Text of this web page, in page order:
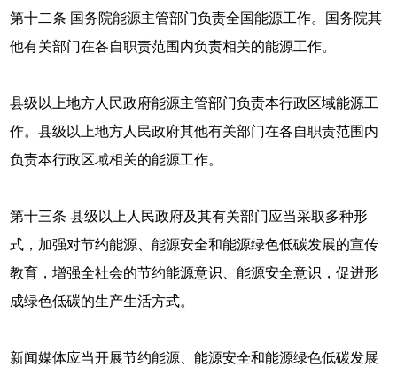
第十二条 国务院能源主管部门负责全国能源工作。国务院其
他有关部门在各自职责范围内负责相关的能源工作。
县级以上地方人民政府能源主管部门负责本行政区域能源工
作。县级以上地方人民政府其他有关部门在各自职责范围内
负责本行政区域相关的能源工作。
第十三条 县级以上人民政府及其有关部门应当采取多种形
式，加强对节约能源、能源安全和能源绿色低碳发展的宣传
教育，增强全社会的节约能源意识、能源安全意识，促进形
成绿色低碳的生产生活方式。
新闻媒体应当开展节约能源、能源安全和能源绿色低碳发展